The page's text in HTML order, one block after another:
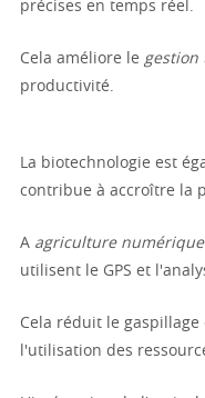
précises en temps réel.
Cela améliore le gestion
productivité.
La biotechnologie est
contribue à accroître la
A agriculture numérique
utilisent le GPS et
Cela réduit le
l'utilisation des